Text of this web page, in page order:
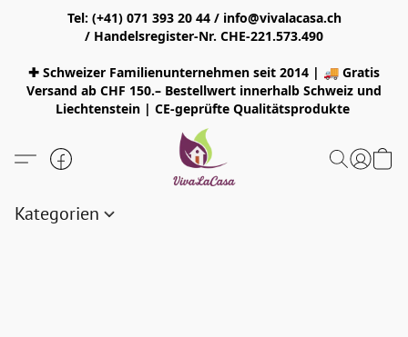
Tel: (+41) 071 393 20 44 / info@vivalacasa.ch
/ Handelsregister-Nr. CHE-221.573.490
✚ Schweizer Familienunternehmen seit 2014 | 🚚 Gratis
Versand ab CHF 150.– Bestellwert innerhalb Schweiz und
Liechtenstein | CE-geprüfte Qualitätsprodukte
Kategorien